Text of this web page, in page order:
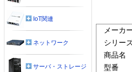
メーカ
シリー
商品名
型番
IoT関連
ネットワーク
サーバ・ストレージ